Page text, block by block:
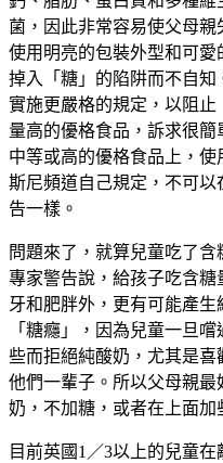
菌，因此非常容易使父母
使用明亮的包裝外型和可
掉入「糖」的陷阱而不自
實施更嚴格的規定，以阻
量高的優格食品，訴求很
中等或高的優格食品上，
斯尼頻道自己規定，不可
告一樣。
問題來了，就算兒童吃了含
專家警告說，給孩子吃含
牙和肥胖外，更有可能產
「糖癮」，因為兒童一旦
些而拒絕純酸奶，尤其是
他們一輩子。所以父母親
奶，不加糖，或者在上面加
目前英國1／3以上的兒童